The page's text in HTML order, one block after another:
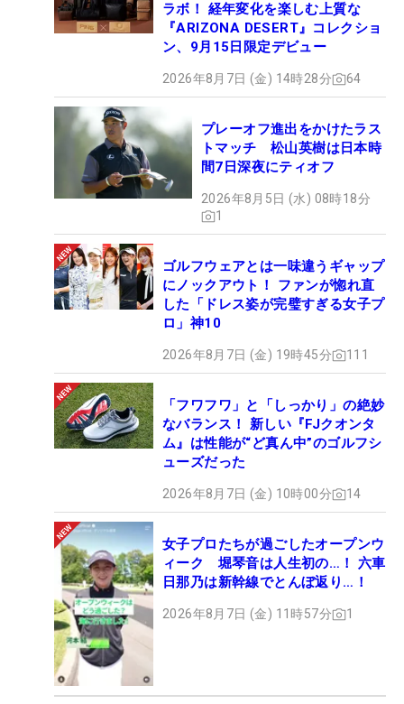
ラボ！ 経年変化を楽しむ上質な
『ARIZONA DESERT』コレクショ
ン、9月15日限定デビュー
2026年8月7日 (金) 14時28分 64
プレーオフ進出をかけたラス
トマッチ 松山英樹は日本時
間7日深夜にティオフ
2026年8月5日 (水) 08時18分
1
ゴルフウェアとは一味違うギャップ
にノックアウト！ ファンが惚れ直
した「ドレス姿が完璧すぎる女子プ
ロ」神10
2026年8月7日 (金) 19時45分 111
「フワフワ」と「しっかり」の絶妙
なバランス！ 新しい『FJクオンタ
ム』は性能が“ど真ん中”のゴルフシ
ューズだった
2026年8月7日 (金) 10時00分 14
女子プロたちが過ごしたオープンウ
ィーク 堀琴音は人生初の…！ 六車
日那乃は新幹線でとんぼ返り…！
2026年8月7日 (金) 11時57分 1